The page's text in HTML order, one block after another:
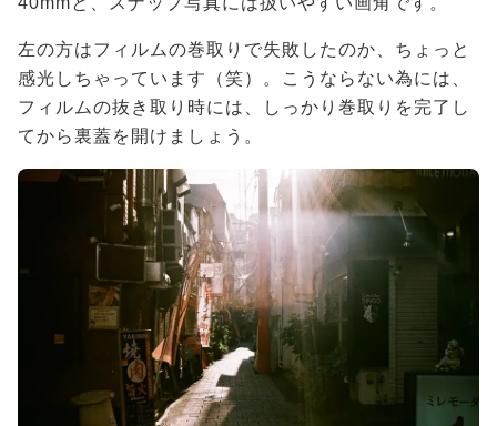
左の方はフィルムの巻取りで失敗したのか、ちょっと
感光しちゃっています（笑）。こうならない為には、
フィルムの抜き取り時には、しっかり巻取りを完了し
てから裏蓋を開けましょう。